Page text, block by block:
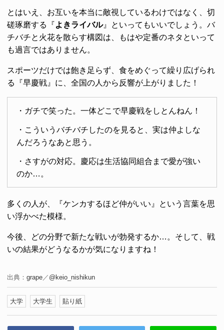
とはいえ、お互いを本当に敵視しているわけではなく、切
磋琢磨する『よきライバル』といってもいいでしょう。バ
チバチと火花を散らす構図は、もはや定番のネタといって
も過言ではありません。
スポーツだけでは飽き足らず、食をめぐって繰り広げられ
る『早慶戦』に、全国の人から反響が上がりました！
・ガチで笑った。一体どこで早慶戦をしとんねん！
・こういうバチバチしたのを見ると、実は仲よしな
んだろうなあと思う。
・さすがの対応。慶応は生活協同組合まで愛が強い
のか…。
多くの人が、『ケンカするほど仲がいい』という言葉を思
い浮かべた模様。
今後、どの分野で新たな戦いが勃発するか…。そして、戦
いの結果がどうなるかが気になりますね！
出典： grape／ @keio_nishikun
大学 大学生 貼り紙